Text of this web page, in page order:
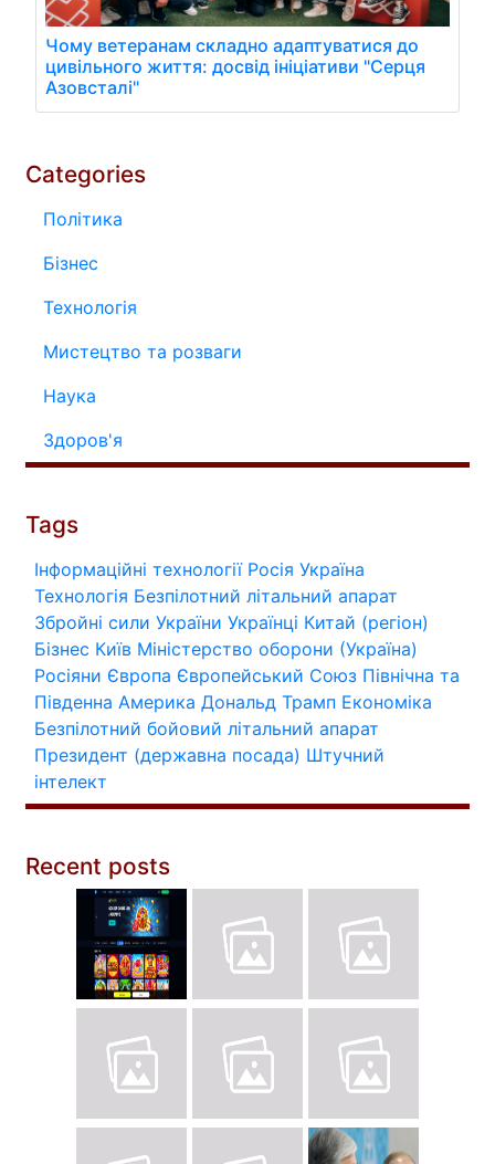
Чому ветеранам складно адаптуватися до
цивільного життя: досвід ініціативи "Серця
Азовсталі"
Categories
Політика
Бізнес
Технологія
Мистецтво та розваги
Наука
Здоров'я
Tags
Інформаційні технології Росія Україна
Технологія Безпілотний літальний апарат
Збройні сили України Українці Китай (регіон)
Бізнес Київ Міністерство оборони (Україна)
Росіяни Європа Європейський Союз Північна та
Південна Америка Дональд Трамп Економіка
Безпілотний бойовий літальний апарат
Президент (державна посада) Штучний
інтелект
Recent posts